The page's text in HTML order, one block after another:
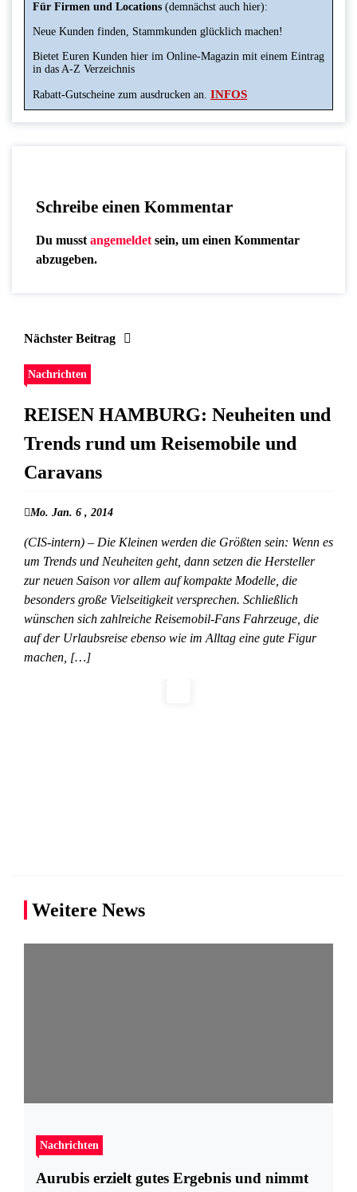
Für Firmen und Locations (demnächst auch hier):
Neue Kunden finden, Stammkunden glücklich machen!
Bietet Euren Kunden hier im Online-Magazin mit einem Eintrag
in das A-Z Verzeichnis
Rabatt-Gutscheine zum ausdrucken an. INFOS
Schreibe einen Kommentar
Du musst angemeldet sein, um einen Kommentar
abzugeben.
Nächster Beitrag
Nachrichten
REISEN HAMBURG: Neuheiten und
Trends rund um Reisemobile und
Caravans
Mo. Jan. 6 , 2014
(CIS-intern) – Die Kleinen werden die Größten sein: Wenn es
um Trends und Neuheiten geht, dann setzen die Hersteller
zur neuen Saison vor allem auf kompakte Modelle, die
besonders große Vielseitigkeit versprechen. Schließlich
wünschen sich zahlreiche Reisemobil-Fans Fahrzeuge, die
auf der Urlaubsreise ebenso wie im Alltag eine gute Figur
machen, […]
Weitere News
Nachrichten
Aurubis erzielt gutes Ergebnis und nimmt